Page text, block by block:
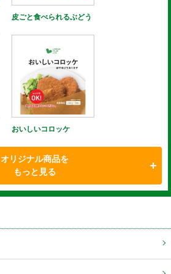
皮ごと食べられるぶどう
おいしいコロッケ
オリジナル商品を
もっと見る